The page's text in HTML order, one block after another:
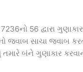
56 દ્વારા
જવાબ સાચા જવાબ
તમારે બંને ગુણાકાર